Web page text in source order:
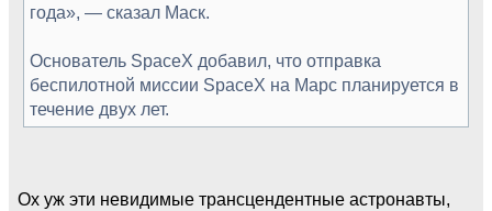
года», — сказал Маск.
Основатель SpaceX добавил, что отправка
беспилотной миссии SpaceX на Марс планируется в
течение двух лет.
Ох уж эти невидимые трансцендентные астронавты,